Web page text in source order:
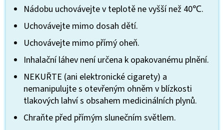
Nádobu uchovávejte v teplotě ne vyšší než 40℃.
Uchovávejte mimo dosah dětí.
Uchovávejte mimo přímý oheň.
Inhalační láhev není určena k opakovanému plnění.
NEKUŘTE (ani elektronické cigarety) a
nemanipulujte s otevřeným ohněm v blízkosti
tlakových lahví s obsahem medicinálních plynů.
Chraňte před přímým slunečním světlem.